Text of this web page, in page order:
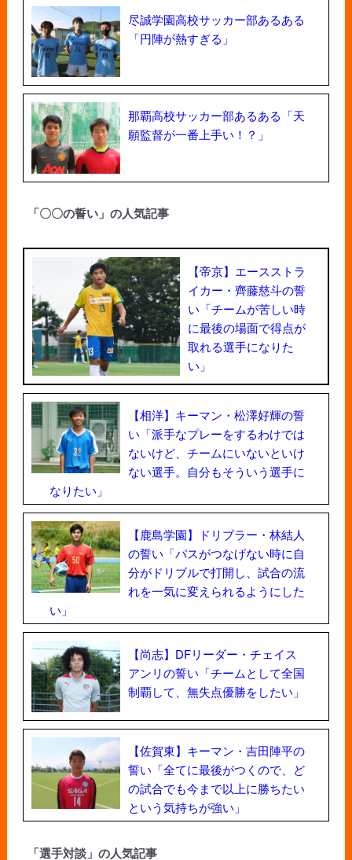
尽誠学園高校サッカー部あるある
「円陣が熱すぎる」
那覇高校サッカー部あるある「天
願監督が一番上手い！？」
「〇〇の誓い」の人気記事
【帝京】エースストラ
イカー・齊藤慈斗の誓
い「チームが苦しい時
に最後の場面で得点が
取れる選手になりた
い」
【相洋】キーマン・松澤好輝の誓
い「派手なプレーをするわけでは
ないけど、チームにいないといけ
ない選手。自分もそういう選手に
なりたい」
【鹿島学園】ドリブラー・林結人
の誓い「パスがつなげない時に自
分がドリブルで打開し、試合の流
れを一気に変えられるようにした
い」
【尚志】DFリーダー・チェイス
アンリの誓い「チームとして全国
制覇して、無失点優勝をしたい」
【佐賀東】キーマン・吉田陣平の
誓い「全てに最後がつくので、ど
の試合でも今まで以上に勝ちたい
という気持ちが強い」
「選手対談」の人気記事